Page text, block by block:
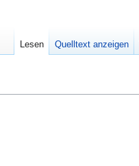
Lesen Quelltext anzeigen